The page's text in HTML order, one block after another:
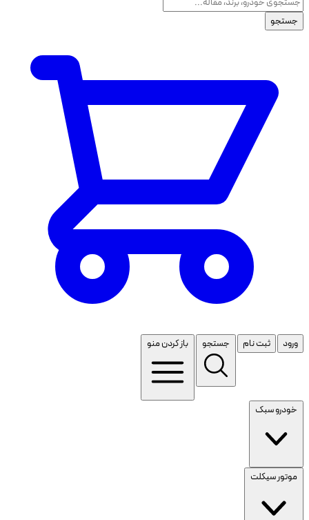
جستجو
ورود ثبت نام جستجو باز کردن منو
خودرو سبک
موتور سیکلت